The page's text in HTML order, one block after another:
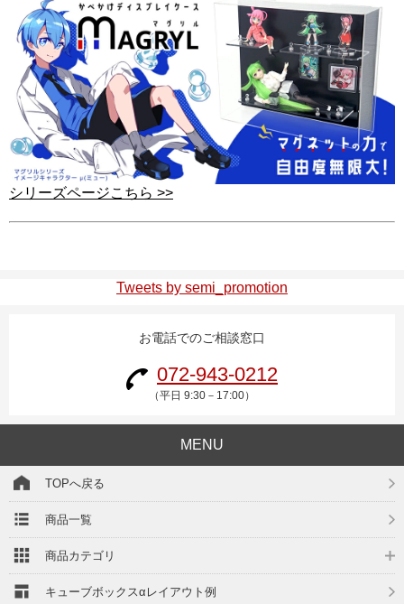
シリーズページこちら >>
Tweets by semi_promotion
お電話でのご相談窓口
072-943-0212
（平日 9:30－17:00）
MENU
TOPへ戻る
商品一覧
商品カテゴリ
キューブボックスαレイアウト例